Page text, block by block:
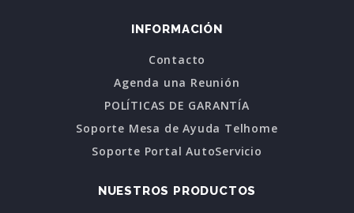
INFORMACIÓN
Contacto
Agenda una Reunión
POLÍTICAS DE GARANTÍA
Soporte Mesa de Ayuda Telhome
Soporte Portal AutoServicio
NUESTROS PRODUCTOS